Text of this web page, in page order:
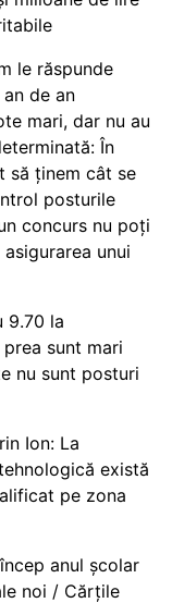
le răspunde
de an
mari, dar nu au
În
să ținem cât se
posturile
concurs nu poți
unui
9.70 la
sunt mari
nu sunt posturi
Ion: La
există
pe zona
anul școlar
noi / Cărțile